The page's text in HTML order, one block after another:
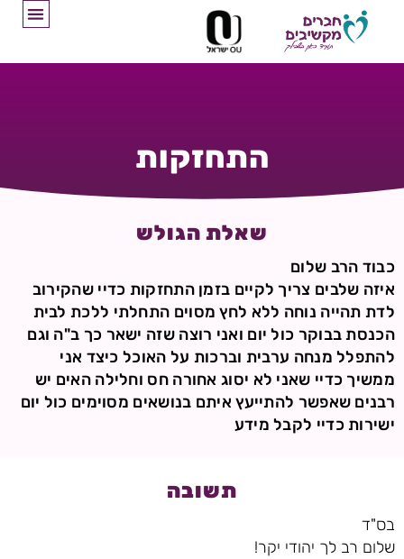
התחזקות
שאלת הגולש
כבוד הרב שלום
איזה שלבים צריך לקיים בזמן התחזקות כדיי שהקירוב
לדת תהייה נוחה ללא לחץ מסוים התחלתי ללכת לבית
הכנסת בבוקר כול יום ואני רוצה שזה ישאר כך ב"ה וגם
להתפלל מנחה ערבית וברכות על האוכל כיצד אני
ממשיך כדיי שאני לא יסוג אחורה חס וחלילה האים יש
רבנים שאפשר להתייעץ איתם בנושאים מסוימים כול יום
ישירות כדיי לקבל מידע
תשובה
בס"ד
שלום רב לך יהודי יקר!